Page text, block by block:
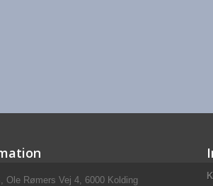
Ole Rømers Vej 4, 6000 Kolding